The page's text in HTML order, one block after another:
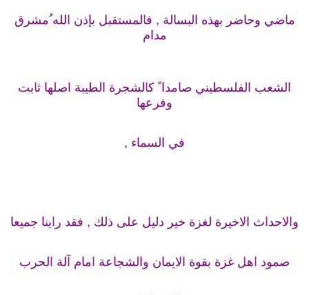
ماضي وحاضر بهذه البسالة , فالمستقبل بإذن الله ُمشرق
مدام
الشعب الفلسطيني صامدا ً كالشجرة الطيبة اصلها ثابت
وفرعها
في السماء ,
والاحداث الاخيرة لغزة خير دليل على ذلك , فقد راينا جميعا
صمود اهل غزة بقوة الايمان والشجاعة امام آلة الحرب